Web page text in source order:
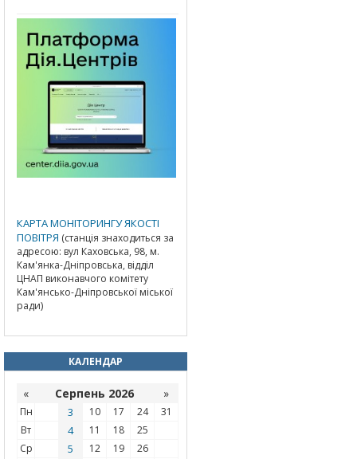
КАРТА МОНІТОРИНГУ ЯКОСТІ
ПОВІТРЯ (станція знаходиться за
адресою: вул Каховська, 98, м.
Кам'янка-Дніпровська, відділ
ЦНАП виконавчого комітету
Кам'янсько-Дніпровської міської
ради)
КАЛЕНДАР
« Серпень 2026 »
Пн 3 10 17 24
31
Вт
4 11 18
25
Ср
5 12 19
26